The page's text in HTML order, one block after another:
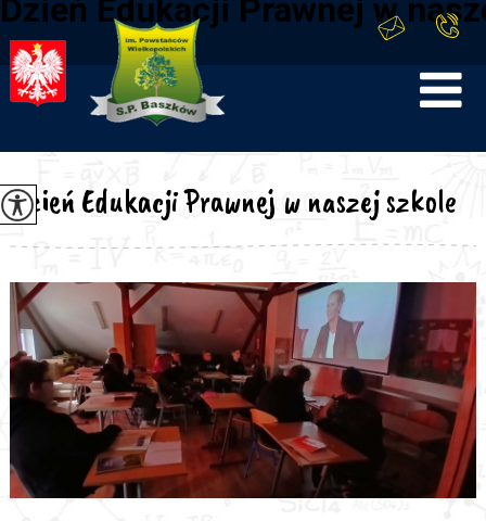
Dzień Edukacji Prawnej w
Dzień Edukacji Prawnej w naszej szkole